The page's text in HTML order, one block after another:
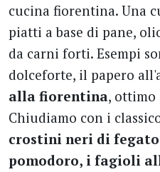
cucina fiorentina. Una
piatti a base di pane,
da carni forti. Esempi
dolceforte, il papero
alla fiorentina,
Chiudiamo con i
crostini neri di
pomodoro, i fagioli